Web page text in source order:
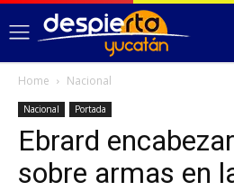
Home Nacional
Nacional Portada
Ebrard
sobre armas en